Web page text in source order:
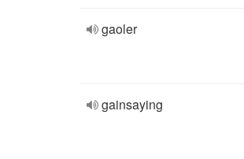
gaoler
gainsaying